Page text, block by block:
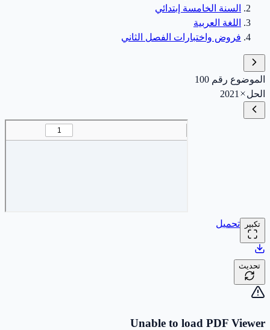
السنة الخامسة إبتدائي
اللغة العربية
فروض واختبارات الفصل الثاني
الموضوع رقم 100
الحل
2021
تكبير تحميل
تحديث
Unable to load PDF Viewer